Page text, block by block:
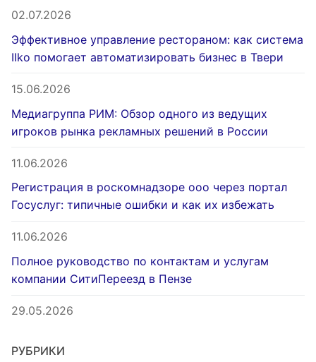
02.07.2026
Эффективное управление рестораном: как система
IIko помогает автоматизировать бизнес в Твери
15.06.2026
Медиагруппа РИМ: Обзор одного из ведущих
игроков рынка рекламных решений в России
11.06.2026
Регистрация в роскомнадзоре ооо через портал
Госуслуг: типичные ошибки и как их избежать
11.06.2026
Полное руководство по контактам и услугам
компании СитиПереезд в Пензе
29.05.2026
РУБРИКИ